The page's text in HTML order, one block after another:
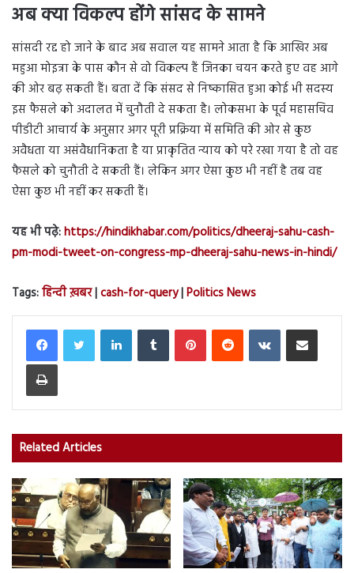
अब क्या विकल्प होंगे सांसद के सामने
सांसदी रद्द हो जाने के बाद अब सवाल यह सामने आता है कि आखिर अब
महुआ मोइत्रा के पास कौन से वो विकल्प हैं जिनका चयन करते हुए वह आगे
की ओर बढ़ सकती हैं। बता दें कि संसद से निष्कासित हुआ कोई भी सदस्य
इस फैसले को अदालत में चुनौती दे सकता है। लोकसभा के पूर्व महासचिव
पीडीटी आचार्य के अनुसार अगर पूरी प्रक्रिया में समिति की ओर से कुछ
अवैधता या असंवैधानिकता है या प्राकृतित न्याय को परे रखा गया है तो वह
फैसले को चुनौती दे सकती हैं। लेकिन अगर ऐसा कुछ भी नहीं है तब वह
ऐसा कुछ भी नहीं कर सकती हैं।
यह भी पढ़े:https://hindikhabar.com/politics/dheeraj-sahu-cash-
pm-modi-tweet-on-congress-mp-dheeraj-sahu-news-in-hindi/
Tags:हिन्दी ख़बर|cash-for-query|Politics News
LinkedInTumblr PinterestReddit VKontakteShare via Email
Print
Related Articles